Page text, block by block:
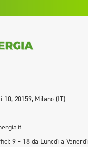
10, 20159, Milano (IT)
9 – 18 da Lunedì a Venerdì